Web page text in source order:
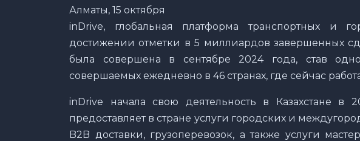
Алматы, 15 октября
inDrive, глобальная платформа транспортных и
достижении отметки в 5 миллиардов завершенных
была совершена в сентябре 2024 года, став
совершаемых ежедневно в 46 странах, где сейчас
inDrive начала свою деятельность в Казахстане в
предоставляет в стране услуги городских и
B2B доставки, грузоперевозок, а также услуги